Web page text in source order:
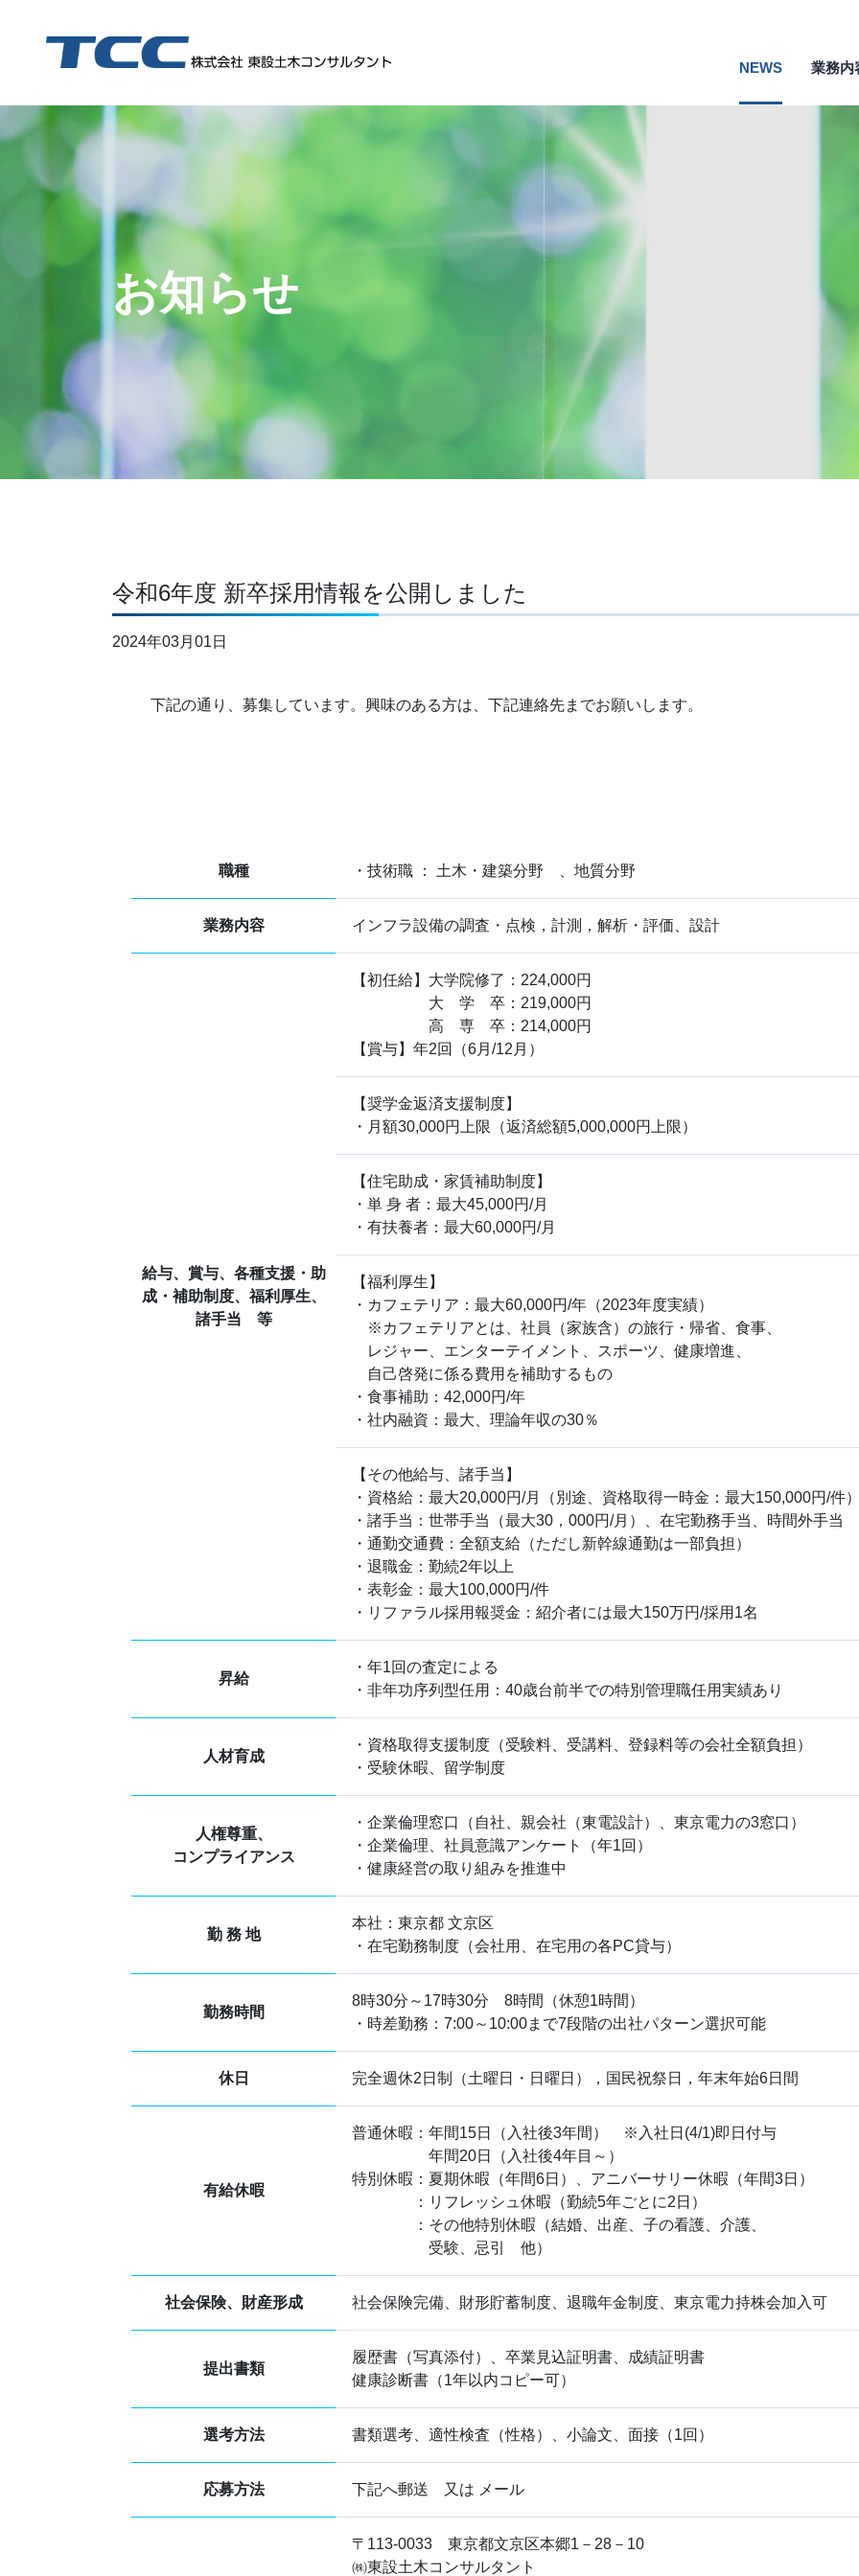
NEWS 業務内
お知らせ
令和6年度 新卒採用情報を公開しました
2024年03月01日
下記の通り、募集しています。興味のある方は、下記連絡先までお願いします。
職種 ・技術職 ： 土木・建築分野 、地質分野
業務内容 インフラ設備の調査・点検，計測，解析・評価、設計
給与、賞与、各種支援・助
成・補助制度、福利厚生、
諸手当 等
【初任給】大学院修了：224,000円
大 学 卒：219,000円
高 専 卒：214,000円
【賞与】年2回（6月/12月）
【奨学金返済支援制度】
・月額30,000円上限（返済総額5,000,000円上限）
【住宅助成・家賃補助制度】
・単 身 者：最大45,000円/月
・有扶養者：最大60,000円/月
【福利厚生】
・カフェテリア：最大60,000円/年（2023年度実績）
※カフェテリアとは、社員（家族含）の旅行・帰省、食事、
レジャー、エンターテイメント、スポーツ、健康増進、
自己啓発に係る費用を補助するもの
・食事補助：42,000円/年
・社内融資：最大、理論年収の30％
【その他給与、諸手当】
・資格給：最大20,000円/月（別途、資格取得一時金：最大150,000円/件
・諸手当：世帯手当（最大30，000円/月）、在宅勤務手当、時間外手当
・通勤交通費：全額支給（ただし新幹線通勤は一部負担）
・退職金：勤続2年以上
・表彰金：最大100,000円/件
・リファラル採用報奨金：紹介者には最大150万円/採用1名
昇給
・年1回の査定による
・非年功序列型任用：40歳台前半での特別管理職任用実績あり
人材育成
・資格取得支援制度（受験料、受講料、登録料等の会社全額負担）
・受験休暇、留学制度
人権尊重、
コンプライアンス
・企業倫理窓口（自社、親会社（東電設計）、東京電力の3窓口）
・企業倫理、社員意識アンケート（年1回）
・健康経営の取り組みを推進中
勤 務 地
本社：東京都 文京区
・在宅勤務制度（会社用、在宅用の各PC貸与）
勤務時間
8時30分～17時30分 8時間（休憩1時間）
・時差勤務：7:00～10:00まで7段階の出社パターン選択可能
休日 完全週休2日制（土曜日・日曜日），国民祝祭日，年末年始6日間
有給休暇
普通休暇：年間15日（入社後3年間） ※入社日(4/1)即日付与
年間20日（入社後4年目～）
特別休暇：夏期休暇（年間6日）、アニバーサリー休暇（年間3日）
：リフレッシュ休暇（勤続5年ごとに2日）
：その他特別休暇（結婚、出産、子の看護、介護、
受験、忌引 他）
社会保険、財産形成 社会保険完備、財形貯蓄制度、退職年金制度、東京電力持株会加入可
提出書類
履歴書（写真添付）、卒業見込証明書、成績証明書
健康診断書（1年以内コピー可）
選考方法 書類選考、適性検査（性格）、小論文、面接（1回）
応募方法 下記へ郵送 又は メール
〒113-0033 東京都文京区本郷1－28－10
㈱東設土木コンサルタント